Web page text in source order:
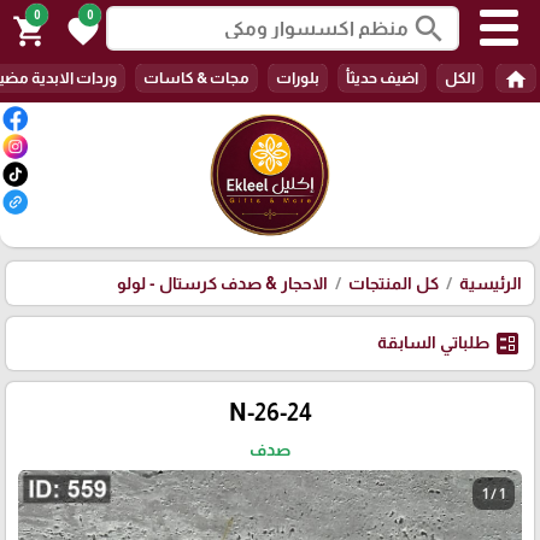
search
0
favorite
0
shopping_cart
home الكل اضيف حديثأ بلورات مجات & كاسات وردات الابدية
الرئيسية كل المنتجات الاحجار & صدف كرستال - لولو
ballot طلباتي السابقة
N-26-24
صدف
1 / 1